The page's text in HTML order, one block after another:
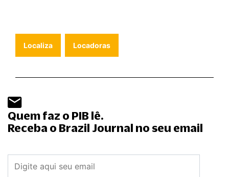
Localiza Locadoras
Quem faz o PIB lê.
Receba o Brazil Journal no seu email